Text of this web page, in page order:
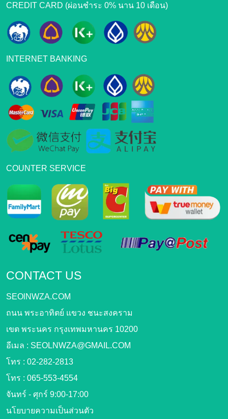
CREDIT CARD (ผ่อนชำระ 0% นาน 10 เดือน)
INTERNET BANKING
COUNTER SERVICE
CONTACT US
SEOlNWZA.COM
ถนน พระอาทิตย์ แขวง ชนะสงคราม
เขต พระนคร กรุงเทพมหานคร 10200
อีเมล : SEOLNWZA@GMAIL.COM
โทร : 02-282-2813
โทร : 065-553-4554
จันทร์ - ศุกร์ 9:00-17:00
นโยบายความเป็นส่วนตัว